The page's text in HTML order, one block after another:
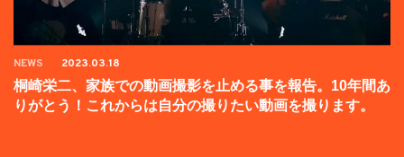
NEWS 2023.03.18
桐崎栄二、家族での動画撮影を止める事を報告。10年間あ
りがとう！これからは自分の撮りたい動画を撮ります。